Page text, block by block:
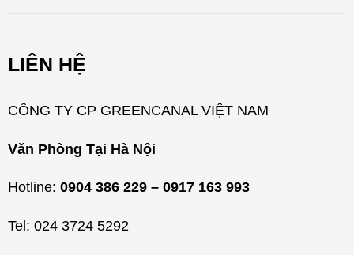
ụ
LIÊN HỆ
CÔNG TY CP GREENCANAL VIỆT NAM
Văn Phòng Tại Hà Nội
Hotline: 0904 386 229 – 0917 163 993
Tel: 024 3724 5292